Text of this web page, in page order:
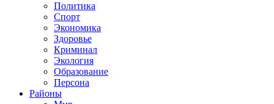
Политика
Спорт
Экономика
Здоровье
Криминал
Экология
Образование
Персона
Районы